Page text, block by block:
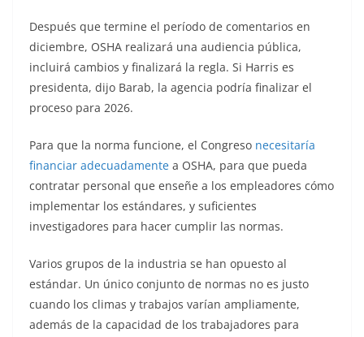
Después que termine el período de comentarios en
diciembre, OSHA realizará una audiencia pública,
incluirá cambios y finalizará la regla. Si Harris es
presidenta, dijo Barab, la agencia podría finalizar el
proceso para 2026.
Para que la norma funcione, el Congreso necesitaría
financiar adecuadamente a OSHA, para que pueda
contratar personal que enseñe a los empleadores cómo
implementar los estándares, y suficientes
investigadores para hacer cumplir las normas.
Varios grupos de la industria se han opuesto al
estándar. Un único conjunto de normas no es justo
cuando los climas y trabajos varían ampliamente,
además de la capacidad de los trabajadores para